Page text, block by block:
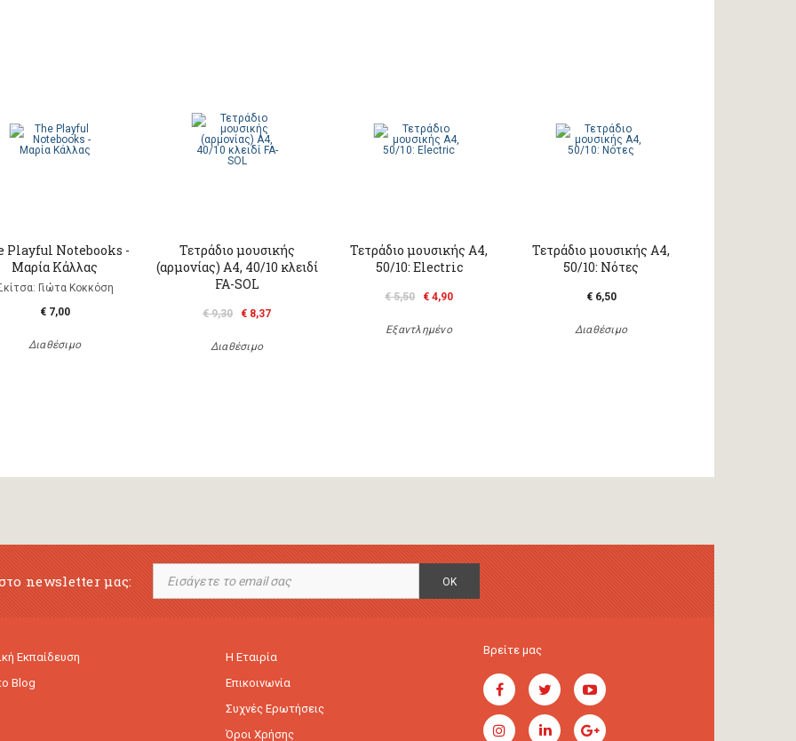
Playful Notebooks -
Μαρία Κάλλας
Γιώτα Κοκκόση
€ 7,00
Διαθέσιμο
Τετράδιο μουσικής
(αρμονίας) A4, 40/10 κλειδί
FA-SOL
€ 9,30 € 8,37
Διαθέσιμο
Τετράδιο μουσικής Α4,
50/10: Electric
€ 5,50 € 4,90
Εξαντλημένο
Τετράδιο μουσικής A4,
50/10: Νότες
€ 6,50
Διαθέσιμο
newsletter μας: OK
Εκπαίδευση
Blog
Η Εταιρία
Επικοινωνία
Συχνές Ερωτήσεις
Όροι Χρήσης
Βρείτε μας